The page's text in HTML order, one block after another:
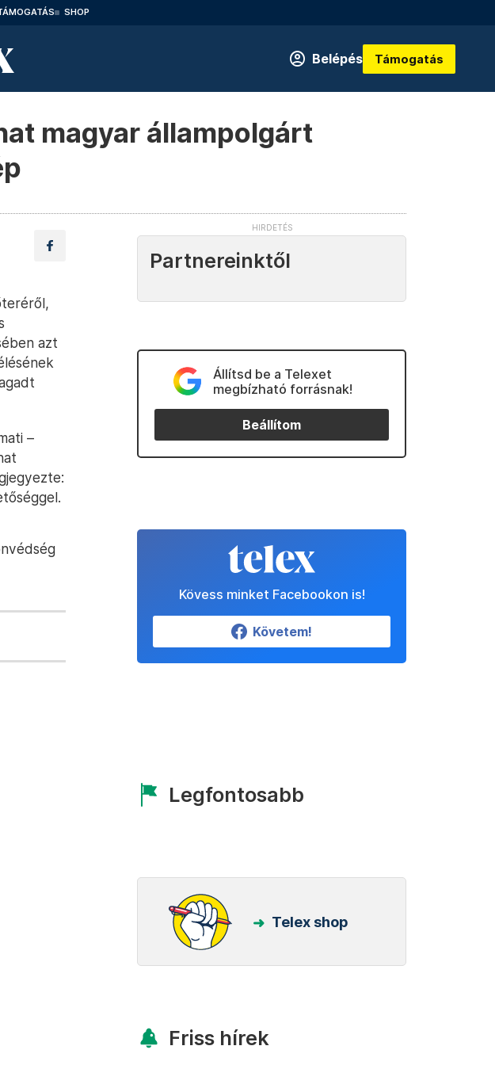
SHOP
Belépés Támogatás
magyar állampolgárt
azt
–
Partnereinktől
Állítsd be a Telexet
megbízható forrásnak!
Beállítom
Kövess minket Facebookon is!
Követem!
Legfontosabb
Telex shop
Friss hírek